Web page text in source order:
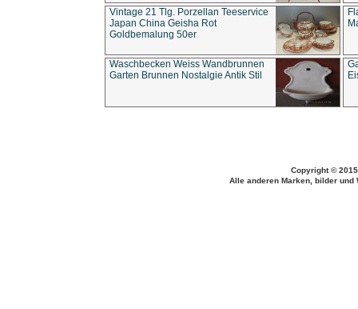
Vintage 21 Tlg. Porzellan Teeservice
Japan China Geisha Rot
Goldbemalung 50er
Waschbecken Weiss Wandbrunnen
Garten Brunnen Nostalgie Antik Stil
Copyright ©
Alle anderen Marken, bilder und